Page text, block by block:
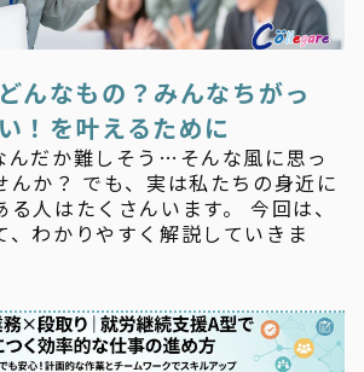
んなもの？みんなちがっ
！を叶えるために
んだか難しそう…そんな風に思っ
んか？ でも、実は私たちの身近に
人はたくさんいます。 今回は、
、わかりやすく解説していきま